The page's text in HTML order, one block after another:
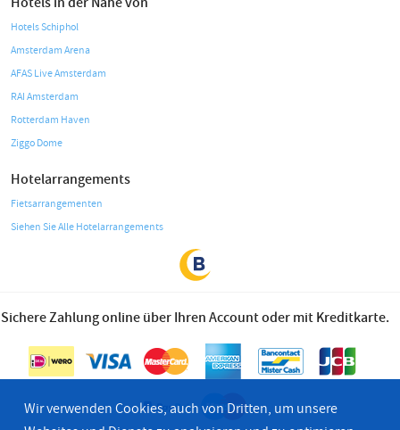
Hotels Schiphol
Amsterdam Arena
AFAS Live Amsterdam
RAI Amsterdam
Rotterdam Haven
Ziggo Dome
Hotelarrangements
Fietsarrangementen
Siehen Sie Alle Hotelarrangements
Sichere Zahlung online über Ihren Account oder mit Kreditkarte.
Wir verwenden Cookies, auch von Dritten, um unsere